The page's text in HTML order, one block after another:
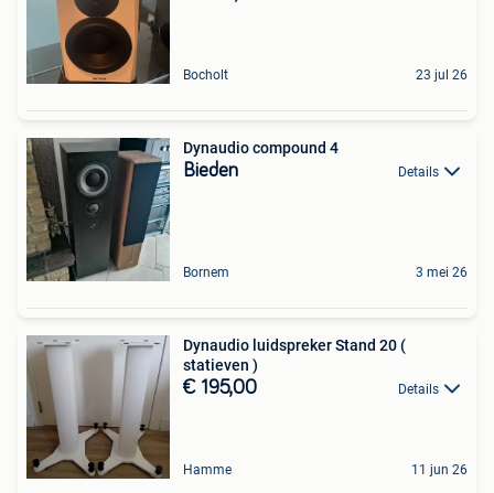
Bocholt 23 jul 26
Dynaudio compound 4
Bieden Details
Bornem 3 mei 26
Dynaudio luidspreker Stand 20 (
statieven )
€ 195,00 Details
Hamme 11 jun 26